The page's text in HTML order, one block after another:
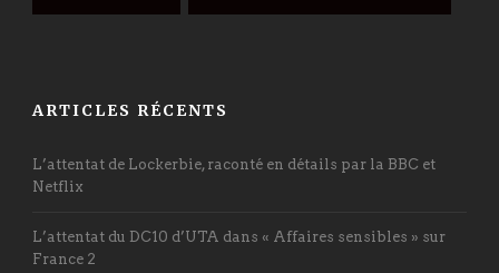
ARTICLES RÉCENTS
L’attentat de Lockerbie, raconté en détails par la BBC et
Netflix
L’attentat du DC10 d’UTA dans « Affaires sensibles » sur
France 2